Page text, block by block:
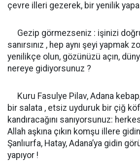
çevre illeri gezerek, bir yenilik
Gezip görmezseniz : işinizi doğru
sanırsınız , hep aynı şeyi yapmak
yenilikçe olun, gözünüzü açın,
nereye gidiyorsunuz ?
Kuru Fasulye Pilav, Adana
bir salata , etsiz uyduruk bir çiğ
kandıracağını sanıyorsunuz:
Allah aşkına çıkın komşu illere
Şanlıurfa, Hatay, Adana’ya gidin
yapıyor !